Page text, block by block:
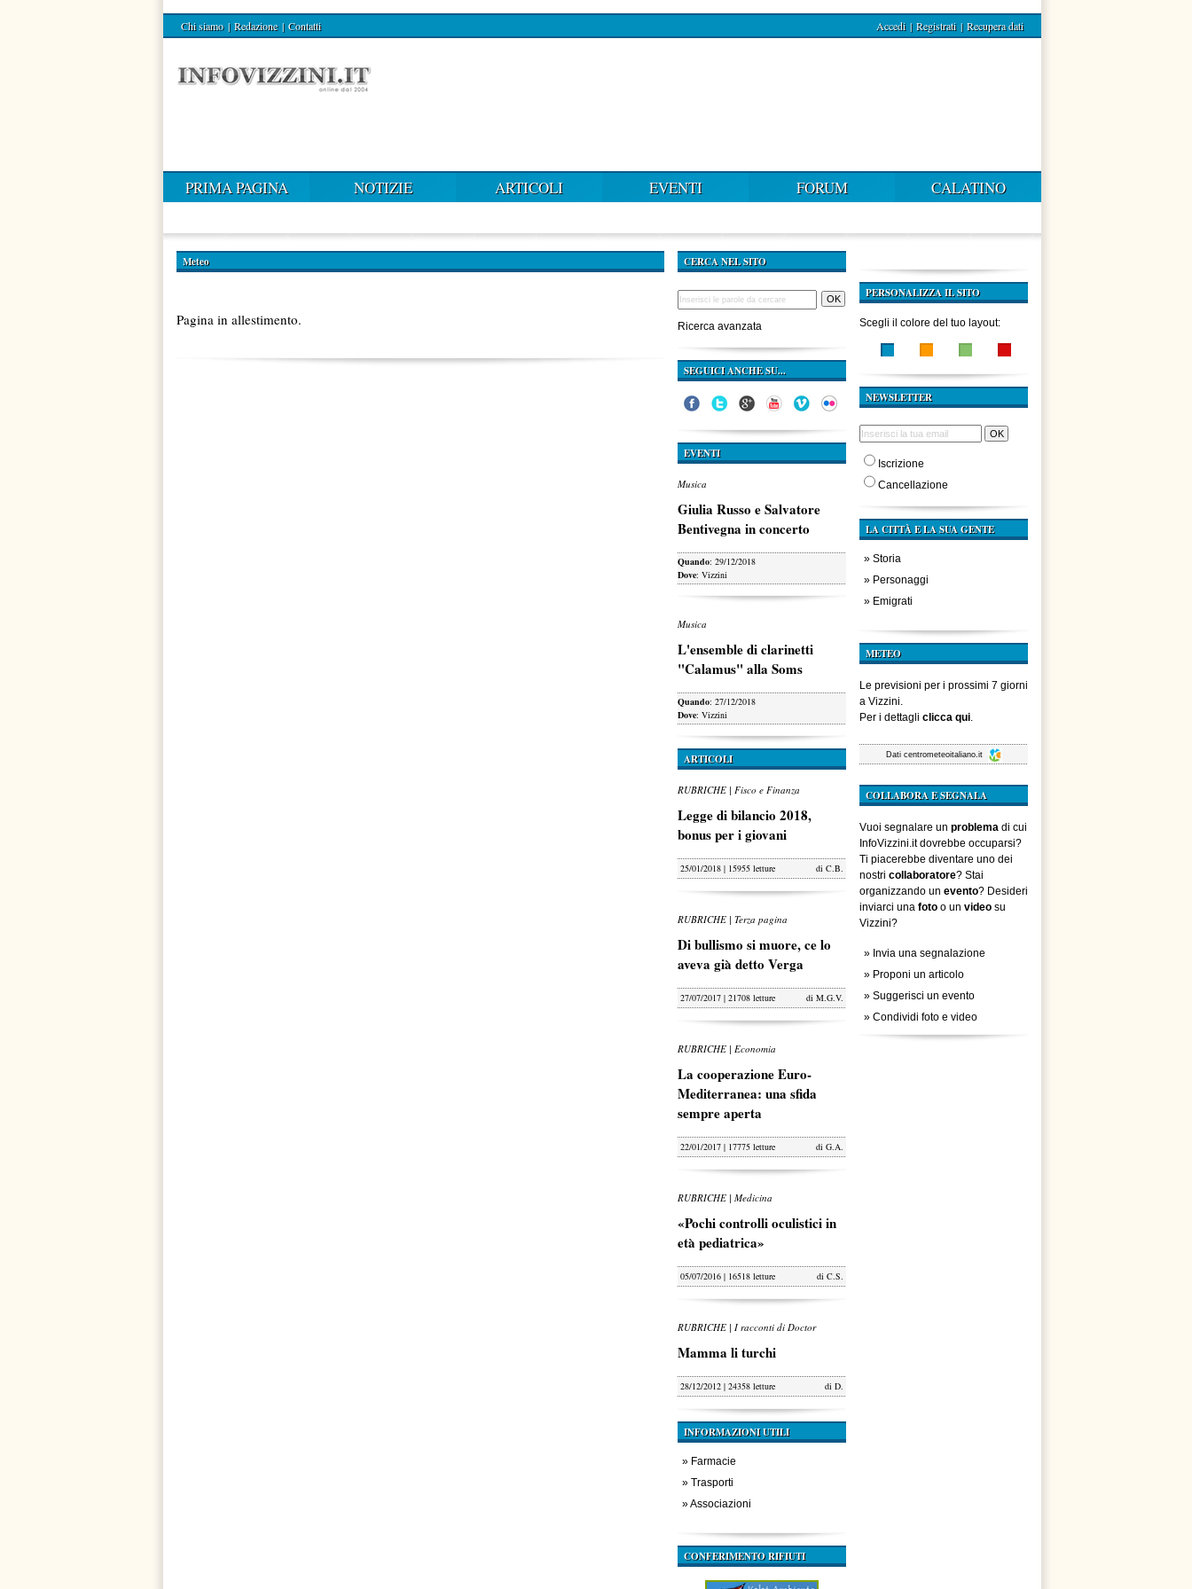
Chi siamo | Redazione | Contatti Accedi | Registrati | Recupera dati
PRIMA PAGINA NOTIZIE ARTICOLI EVENTI FORUM CALATINO
Meteo
Pagina in allestimento.
CERCA NEL SITO
Ricerca avanzata
SEGUICI ANCHE SU...
EVENTI
Musica
Giulia Russo e Salvatore
Bentivegna in concerto
Quando: 29/12/2018
Dove: Vizzini
Musica
L'ensemble di clarinetti
"Calamus" alla Soms
Quando: 27/12/2018
Dove: Vizzini
ARTICOLI
RUBRICHE | Fisco e Finanza
Legge di bilancio 2018,
bonus per i giovani
25/01/2018 | 15955 letture di C.B.
RUBRICHE | Terza pagina
Di bullismo si muore, ce lo
aveva già detto Verga
27/07/2017 | 21708 letture di M.G.V.
RUBRICHE | Economia
La cooperazione Euro-
Mediterranea: una sfida
sempre aperta
22/01/2017 | 17775 letture di G.A.
RUBRICHE | Medicina
«Pochi controlli oculistici in
età pediatrica»
05/07/2016 | 16518 letture di C.S.
RUBRICHE | I racconti di Doctor
Mamma li turchi
28/12/2012 | 24358 letture di D.
INFORMAZIONI UTILI
» Farmacie
» Trasporti
»Associazioni
CONFERIMENTO RIFIUTI
PERSONALIZZA IL SITO
Scegli il colore del tuo layout:
NEWSLETTER
Iscrizione
Cancellazione
LA CITTÀ E LA SUA GENTE
» Storia
» Personaggi
» Emigrati
METEO
Le previsioni per i prossimi 7 giorni
a Vizzini.
Per i dettagli clicca qui.
Dati centrometeoitaliano.it
COLLABORA E SEGNALA
Vuoi segnalare un problema di cui
InfoVizzini.it dovrebbe occuparsi?
Ti piacerebbe diventare uno dei
nostri collaboratore? Stai
organizzando un evento? Desideri
inviarci una foto o un video su
Vizzini?
» Invia una segnalazione
» Proponi un articolo
» Suggerisci un evento
» Condividi foto e video